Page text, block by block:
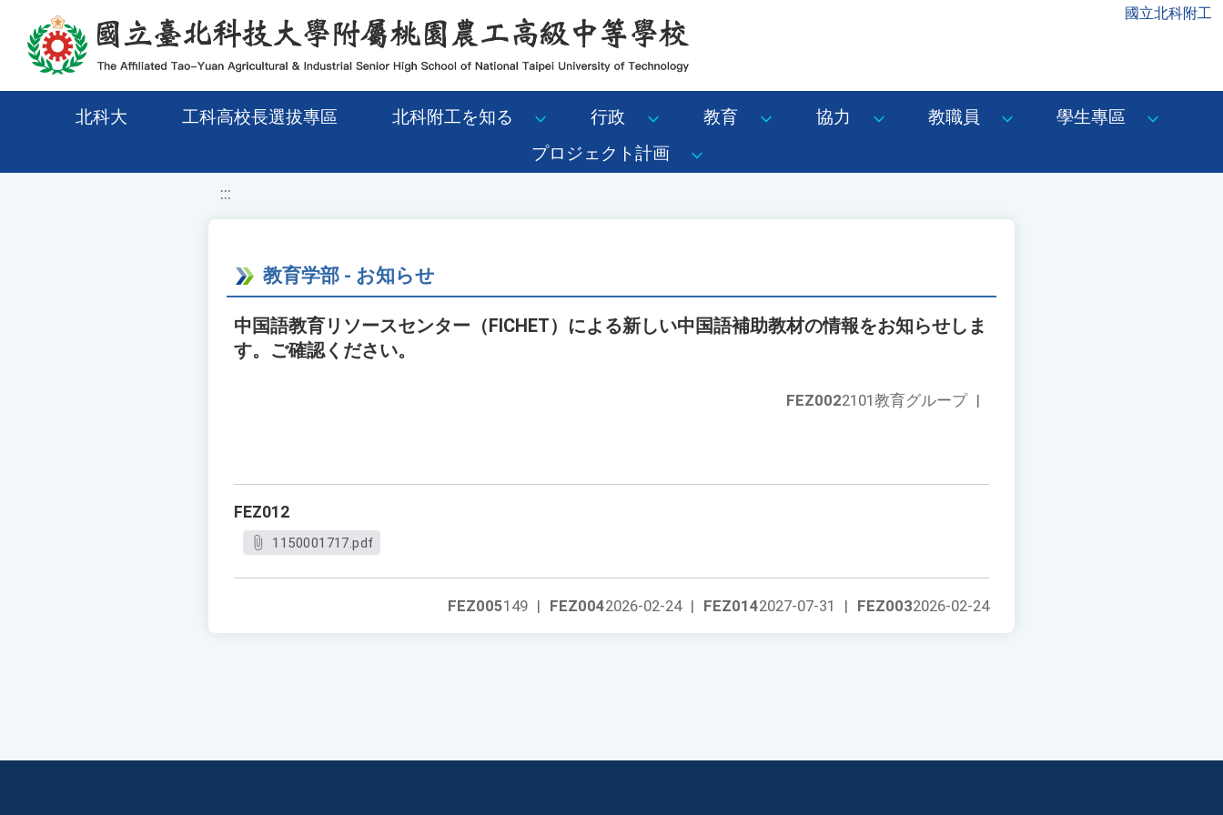
移至網頁之主要內容區位置 國立北科附工
北科大 工科高校長選拔專區 北科附工を知る 行政 教育 協力 教職員
學生專區
プロジェクト計画
:::
教育学部 - お知らせ
中国語教育リソースセンター（FICHET）による新しい中国語補助教材の情報をお知らせしま
す。ご確認ください。
FEZ0022101教育グループ |
FEZ012
1150001717.pdf
FEZ0032026-02-24
FEZ0142027-07-31 |
FEZ0042026-02-24 |
FEZ005149 |